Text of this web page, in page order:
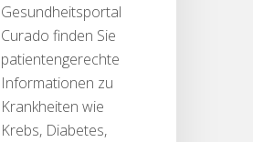
Gesundheitsportal
Curado finden Sie
patientengerechte
Informationen zu
Krankheiten wie
Krebs, Diabetes,